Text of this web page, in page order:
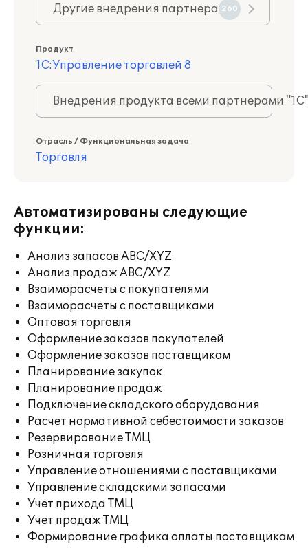
Другие внедрения партнера 260
Продукт
1С:Управление торговлей 8
Внедрения продукта всеми партнерами
Отрасль / Функциональная задача
Торговля
Автоматизированы следующие
функции:
Анализ запасов ABC/XYZ
Анализ продаж ABC/XYZ
Взаиморасчеты с покупателями
Взаиморасчеты с поставщиками
Оптовая торговля
Оформление заказов покупателей
Оформление заказов поставщикам
Планирование закупок
Планирование продаж
Подключение складского оборудования
Расчет нормативной себестоимости заказов
Резервирование ТМЦ
Розничная торговля
Управление отношениями с поставщиками
Управление складскими запасами
Учет прихода ТМЦ
Учет продаж ТМЦ
Формирование графика оплаты поставщикам